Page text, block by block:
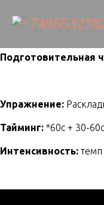
Подготовительная
Упражнение:
Тайминг: *60с + 30-
Интенсивность: темп